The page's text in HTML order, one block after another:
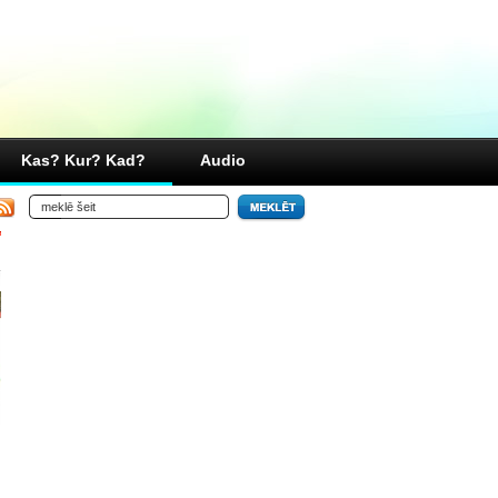
Kas? Kur? Kad? Audio